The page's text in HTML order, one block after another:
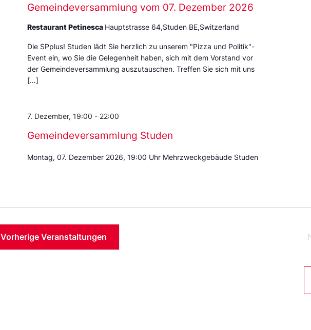
Gemeindeversammlung vom 07. Dezember 2026
Restaurant Petinesca Hauptstrasse 64,Studen BE,Switzerland
Die SPplus! Studen lädt Sie herzlich zu unserem "Pizza und Politik"-
Event ein, wo Sie die Gelegenheit haben, sich mit dem Vorstand vor
der Gemeindeversammlung auszutauschen. Treffen Sie sich mit uns
[…]
Gemeindeversammlung Studen
7. Dezember, 19:00 - 22:00
Montag, 07. Dezember 2026, 19:00 Uhr Mehrzweckgebäude Studen
Vorherige Veranstaltungen